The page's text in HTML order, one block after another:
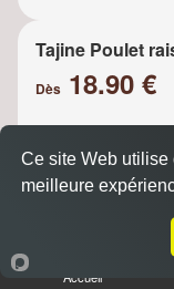
Tajine Poulet
Dès 18.90 €
Oignons
Accueil
Ce site Web utilise
meilleure